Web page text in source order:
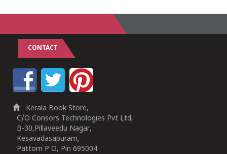
CONTACT
Kerala Book Store,
C/O Consors Technologies Pvt Ltd,
B-30,Pillaveedu Nagar,
Kesavadasapuram,
Pattom P O, Pin 695004